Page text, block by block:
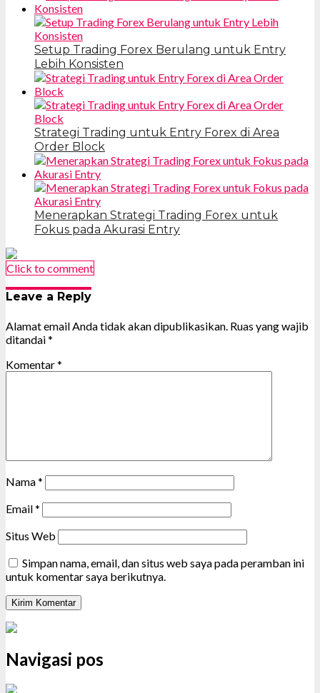
Setup Trading Forex Berulang untuk Entry
Lebih Konsisten
Strategi Trading untuk Entry Forex di Area
Order Block
Menerapkan Strategi Trading Forex untuk
Fokus pada Akurasi Entry
Click to comment
Leave a Reply
Alamat email Anda tidak akan dipublikasikan. Ruas yang wajib
ditandai*
Komentar*
Nama*
Email*
Situs Web
Simpan nama, email, dan situs web saya pada peramban ini
untuk komentar saya berikutnya.
Navigasi pos